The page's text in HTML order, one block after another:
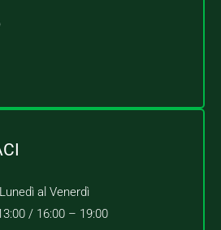
Lunedì al Venerdì
/ 16:00 – 19:00